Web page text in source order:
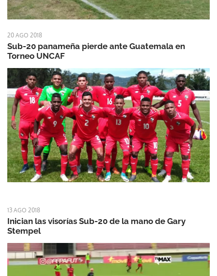
20 AGO 2018
Sub-20 panameña pierde ante Guatemala en
Torneo UNCAF
13 AGO 2018
Inician las visorías Sub-20 de la mano de Gary
Stempel